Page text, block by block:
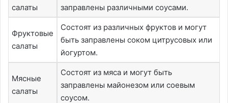
салаты
заправлены различными соусами.
Фруктовые
салаты
Состоят из различных фруктов и могут
быть заправлены соком цитрусовых или
йогуртом.
Мясные
салаты
Состоят из мяса и могут быть
заправлены майонезом или соевым
соусом.